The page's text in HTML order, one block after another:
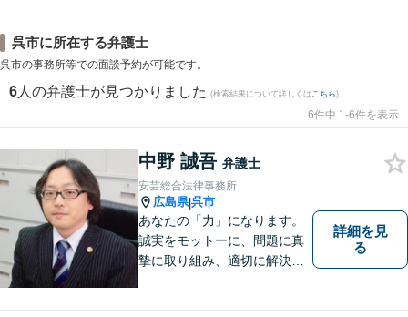
呉市に所在する弁護士
呉市の事務所等での面談予約が可能です。
6 人の弁護士が見つかりました (検索結果について詳しくは こちら)
6件中 1-6件を表示
中野 誠吾 弁護士
安芸総合法律事務所
広島県|呉市
あなたの「力」になります。
誠実をモットーに、問題に真
摯に取り組み、適切に解決で
詳細を見
る